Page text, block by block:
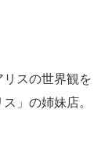
リスの世界観を
」の姉妹店。